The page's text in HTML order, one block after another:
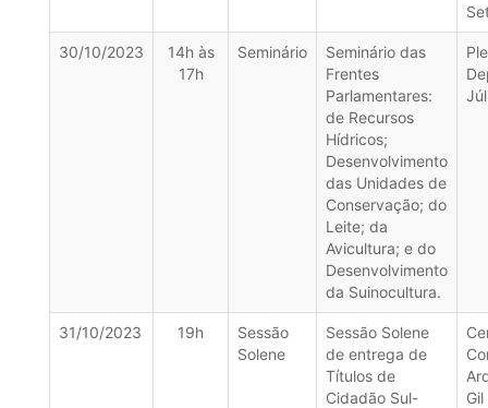
30/10/2023
14h às
17h
Seminário
Seminário das
Frentes
Parlamentares:
de Recursos
Hídricos;
Desenvolvimento
das Unidades de
Conservação; do
Leite; da
Avicultura; e do
Desenvolvimento
da Suinocultura.
31/10/2023 19h
Sessão
Solene
Sessão Solene
de entrega de
Títulos de
Cidadão Sul-